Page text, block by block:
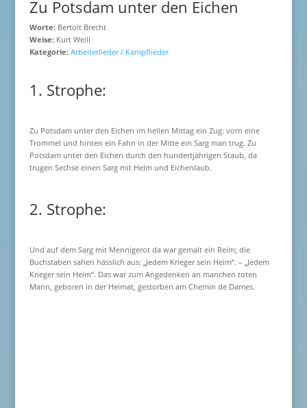
Zu Potsdam unter den Eichen
Worte:Bertolt Brecht
Weise:Kurt Weill
Kategorie: Arbeiterlieder / Kampflieder
1. Strophe:
Zu Potsdam unter den Eichen im hellen Mittag ein Zug: vorn eine
Trommel und hinten ein Fahn in der Mitte ein Sarg man trug. Zu
Potsdam unter den Eichen durch den hundertjährigen Staub, da
trugen Sechse einen Sarg mit Helm und Eichenlaub.
2. Strophe:
Und auf dem Sarg mit Mennigerot da war gemalt ein Reim; die
Buchstaben sahen hässlich aus: „Jedem Krieger sein Heim“. – „Jedem
Krieger sein Heim“. Das war zum Angedenken an manchen toten
Mann, geboren in der Heimat, gestorben am Chemin de Dames.